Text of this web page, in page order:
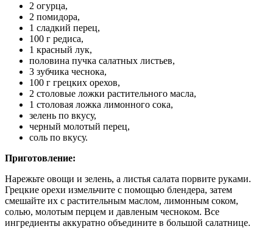
2 огурца,
2 помидора,
1 сладкий перец,
100 г редиса,
1 красный лук,
половина пучка салатных листьев,
3 зубчика чеснока,
100 г грецких орехов,
2 столовые ложки растительного масла,
1 столовая ложка лимонного сока,
зелень по вкусу,
черный молотый перец,
соль по вкусу.
Приготовление:
Нарежьте овощи и зелень, а листья салата порвите руками.
Грецкие орехи измельчите с помощью блендера, затем
смешайте их с растительным маслом, лимонным соком,
солью, молотым перцем и давленым чесноком. Все
ингредиенты аккуратно объедините в большой салатнице.